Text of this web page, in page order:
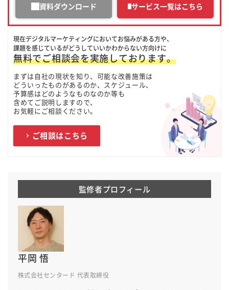
資料ダウンロード サービス一覧はこちら
現在デジタルマーケティングにおいてお悩みがある方や、
課題を感じているがどうしていいかわからない方向けに
無料でご相談会を実施しております。
まずは自社の現状を知り、可能な改善施策は
どういったものがあるのか、スケジュール、
予算感はどのようなものなのか等も
含めてご説明しますので、
お気軽にご相談ください。
ご相談はこちら
監修者プロフィール
平岡 悟
株式会社センタード 代表取締役